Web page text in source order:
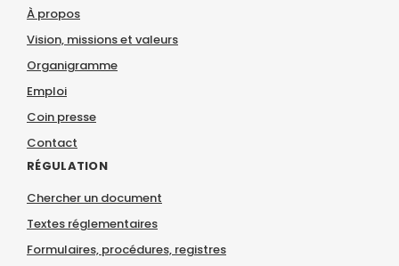
À propos
Vision, missions et valeurs
Organigramme
Emploi
Coin presse
Contact
RÉGULATION
Chercher un document
Textes réglementaires
Formulaires, procédures, registres